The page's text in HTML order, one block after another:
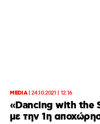
MEDIA|24.10.2021 | 12:16
«Dancing with the
με την 1η